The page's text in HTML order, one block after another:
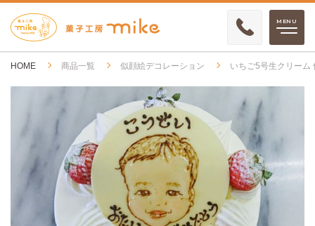
HOME 商品一覧 似顔絵デコレーション いちご5号生クリーム